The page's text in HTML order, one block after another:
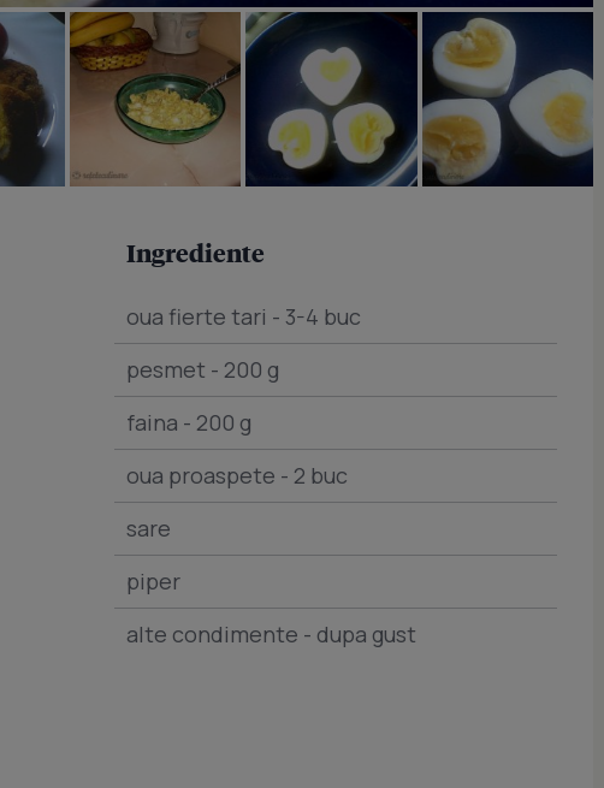
Ingrediente
oua fierte tari - 3-4 buc
pesmet - 200 g
faina - 200 g
oua proaspete - 2 buc
sare
piper
alte condimente - dupa gust